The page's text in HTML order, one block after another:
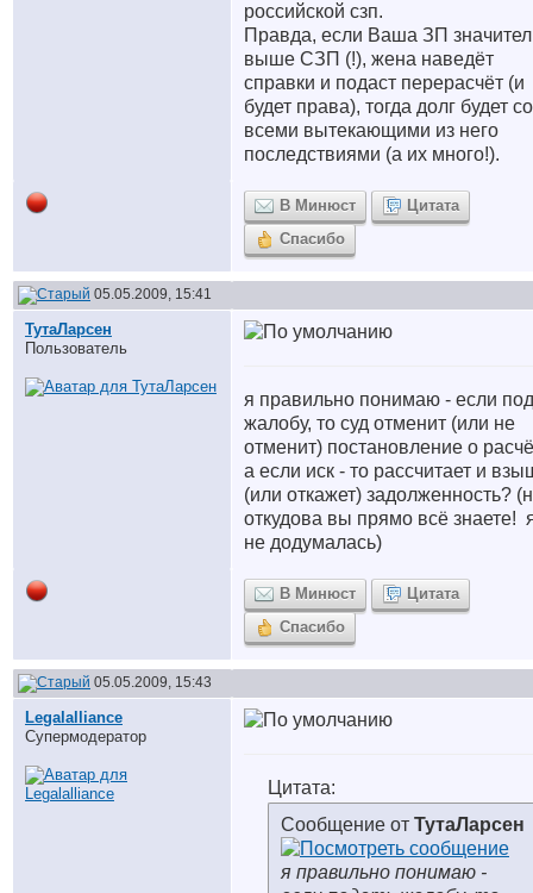
российской сзп.
Правда, если Ваша ЗП
выше СЗП (!), жена наведёт
справки и подаст перерасчёт (и
будет права), тогда долг будет со
всеми вытекающими из него
последствиями (а их много!).
В Минюст
Цитата
Спасибо
05.05.2009, 15:41
ТутаЛарсен
Пользователь
я правильно понимаю - если
жалобу, то суд отменит (или не
отменит) постановление о
а если иск - то рассчитает и
(или откажет) задолженность?
откудова вы прямо всё знаете!
не додумалась)
В Минюст
Цитата
Спасибо
05.05.2009, 15:43
Legalalliance
Супермодератор
Цитата:
Сообщение от ТутаЛарсен
я правильно понимаю -